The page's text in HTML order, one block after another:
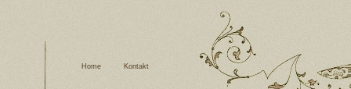
Home Kontakt